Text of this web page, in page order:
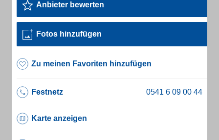
Anbieter bewerten
Fotos hinzufügen
Zu meinen Favoriten hinzufügen
Festnetz
Karte anzeigen